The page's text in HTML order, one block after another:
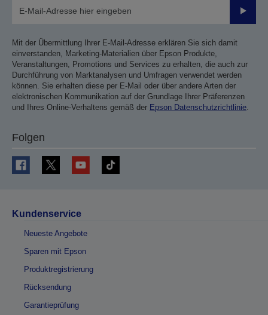
Mit der Übermittlung Ihrer E-Mail-Adresse erklären Sie sich damit
einverstanden, Marketing-Materialien über Epson Produkte,
Veranstaltungen, Promotions und Services zu erhalten, die auch zur
Durchführung von Marktanalysen und Umfragen verwendet werden
können. Sie erhalten diese per E-Mail oder über andere Arten der
elektronischen Kommunikation auf der Grundlage Ihrer Präferenzen
und Ihres Online-Verhaltens gemäß der Epson Datenschutzrichtlinie.
Folgen
Kundenservice
Neueste Angebote
Sparen mit Epson
Produktregistrierung
Rücksendung
Garantieprüfung